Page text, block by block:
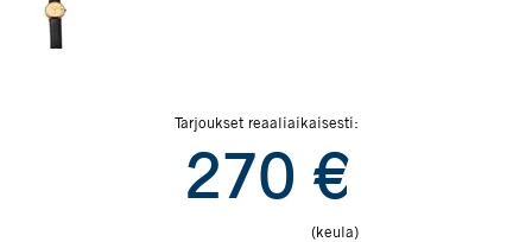
Tarjoukset reaaliaikaisesti:
270 €
(keula)